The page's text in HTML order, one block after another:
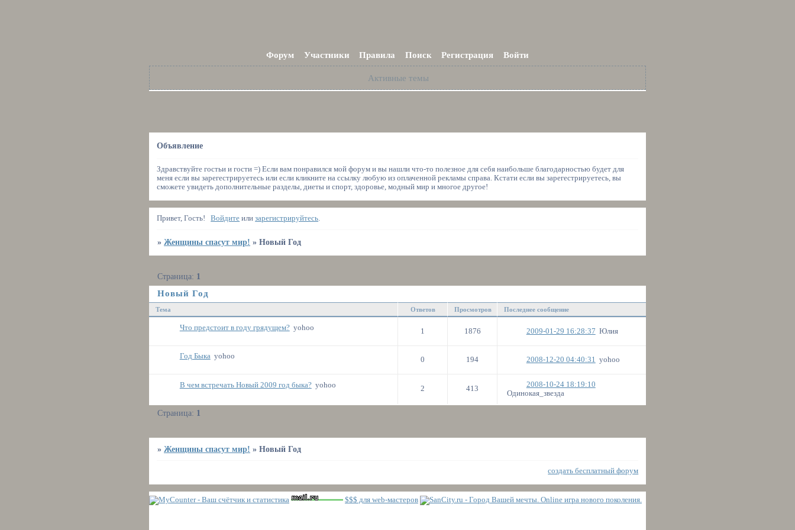
Форум Участники Правила Поиск Регистрация Войти
Активные темы
Объявление
Здравствуйте гостьи и гости =) Если вам понравился мой форум и вы нашли что-то полезное для себя наибольше благодарностью будет для
меня если вы зарегестрируетесь или если кликните на ссылку любую из оплаченной рекламы справа. Кстати если вы зарегестрируетесь, вы
сможете увидеть дополнительные разделы, диеты и спорт, здоровье, модный мир и многое другое!
Привет, Гость! Войдите илизарегистрируйтесь
»Женщины спасут мир! »Новый Год
Новый Год
Страница: 1
Тема Ответов Просмотров Последнее сообщение
Что предстоит в году грядущем? yohoo 1 1876 2009-01-29 16:28:37 Юлия
Год Быка yohoo 0 194 2008-12-20 04:40:31 yohoo
В чем встречать Новый 2009 год быка? yohoo 2 413
2008-10-24 18:19:10
Одинокая_звезда
Страница: 1
»Женщины спасут мир! »Новый Год
создать бесплатный форум
$$$ для web-мастеров